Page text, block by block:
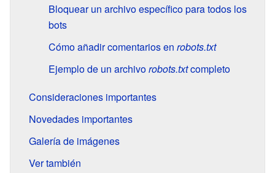
Bloquear un archivo específico para todos los
bots
Cómo añadir comentarios en robots.txt
Ejemplo de un archivorobots.txtcompleto
Consideraciones importantes
Novedades importantes
Galería de imágenes
Ver también